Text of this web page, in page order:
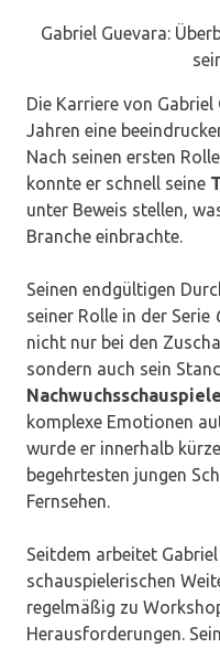
Gabriel Guevara:
Die Karriere von
Jahren eine
Nach seinen ersten
konnte er schnell seine
unter Beweis stellen,
Branche einbrachte.
Seinen endgültigen
seiner Rolle in der Serie
nicht nur bei den
sondern auch sein
komplexe Emotionen
wurde er innerhalb
begehrtesten jungen
Fernsehen.
Seitdem arbeitet
schauspielerischen
regelmäßig zu
Herausforderungen.